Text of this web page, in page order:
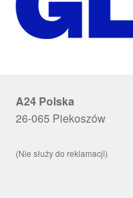
A24 Polska
26-065 Piekoszów
(Nie służy do reklamacji)